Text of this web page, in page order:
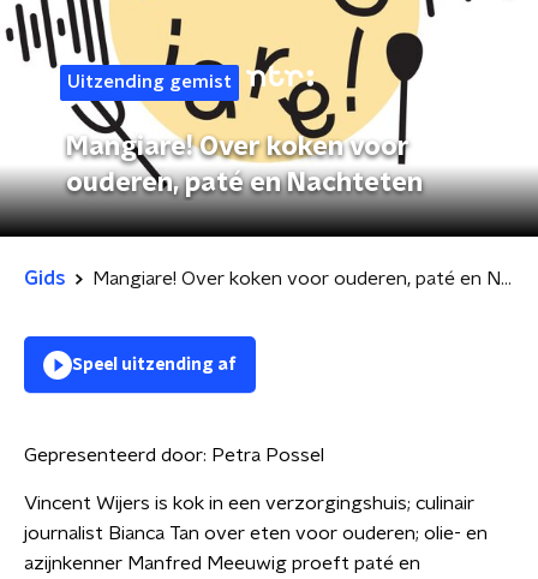
Uitzending gemist
Mangiare! Over koken voor
ouderen, paté en Nachteten
Gids Mangiare! Over koken voor ouderen, paté en Nachteten
Speel uitzending af
Gepresenteerd door: Petra Possel
Vincent Wijers is kok in een verzorgingshuis; culinair
journalist Bianca Tan over eten voor ouderen; olie- en
azijnkenner Manfred Meeuwig proeft paté en